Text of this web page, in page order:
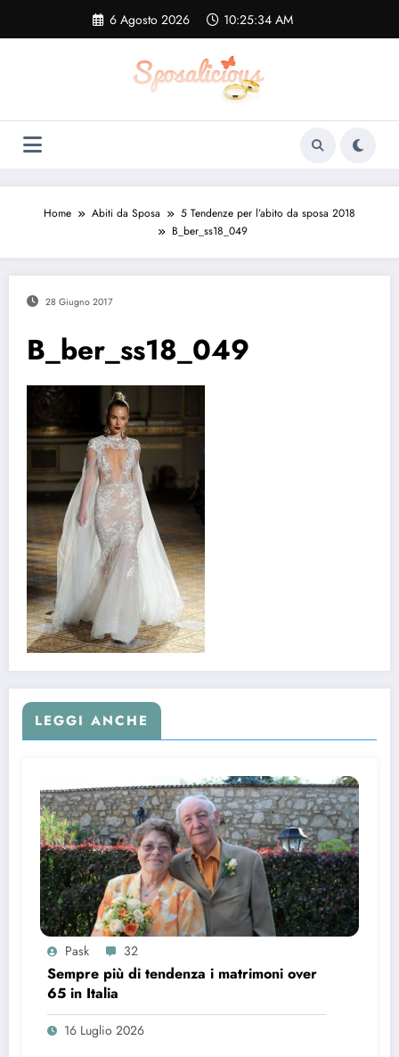
contenuto
6 Agosto 2026 10:25:35 AM
Home Abiti da Sposa
5 Tendenze per l’abito da sposa 2018
B_ber_ss18_049
28 Giugno 2017
B_ber_ss18_049
LEGGI ANCHE
Pask 32
Sempre più di tendenza i matrimoni over
65 in Italia
16 Luglio 2026